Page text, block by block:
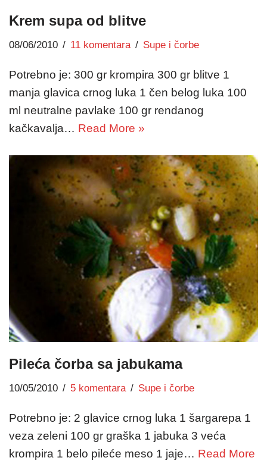
Krem supa od blitve
08/06/2010 11 komentara Supe i čorbe
Potrebno je: 300 gr krompira 300 gr blitve 1
manja glavica crnog luka 1 čen belog luka 100
ml neutralne pavlake 100 gr rendanog
kačkavalja… Read More »
Pileća čorba sa jabukama
10/05/2010 5 komentara Supe i čorbe
Potrebno je: 2 glavice crnog luka 1 šargarepa 1
veza zeleni 100 gr graška 1 jabuka 3 veća
krompira 1 belo pileće meso 1 jaje… Read More